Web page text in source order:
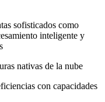
sofisticados como
inteligente y
nativas de la nube
con capacidades